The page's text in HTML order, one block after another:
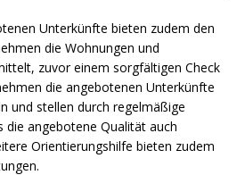
Unterkünfte bieten zudem den
die Wohnungen und
zuvor einem sorgfältigen Check
die angebotenen Unterkünfte
und stellen durch regelmäßige
die angebotene Qualität auch
Orientierungshilfe bieten zudem